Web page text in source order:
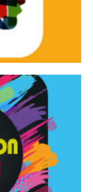
– I Edizione